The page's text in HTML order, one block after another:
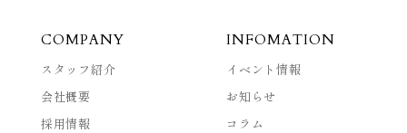
COMPANY
スタッフ紹介
会社概要
採用情報
INFOMATION
イベント情報
お知らせ
コラム